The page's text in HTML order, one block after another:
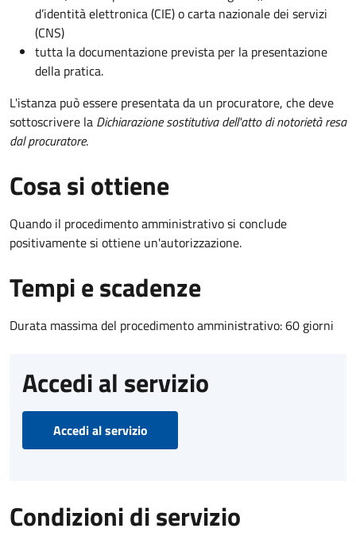
d’identità elettronica (CIE) o carta nazionale dei servizi
(CNS)
tutta la documentazione prevista per la presentazione
della pratica.
L'istanza può essere presentata da un procuratore, che deve
sottoscrivere la Dichiarazione sostitutiva dell'atto di notorietà resa
dal procuratore.
Cosa si ottiene
Quando il procedimento amministrativo si conclude
positivamente si ottiene un'autorizzazione.
Tempi e scadenze
Durata massima del procedimento amministrativo: 60 giorni
Accedi al servizio
Accedi al servizio
Condizioni di servizio